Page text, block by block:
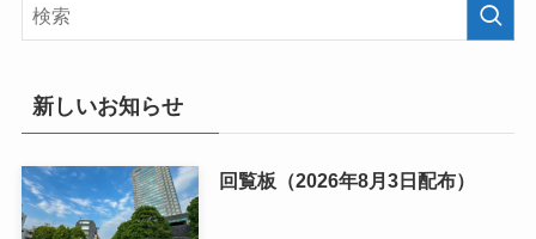
新しいお知らせ
回覧板（2026年8月3日配布）